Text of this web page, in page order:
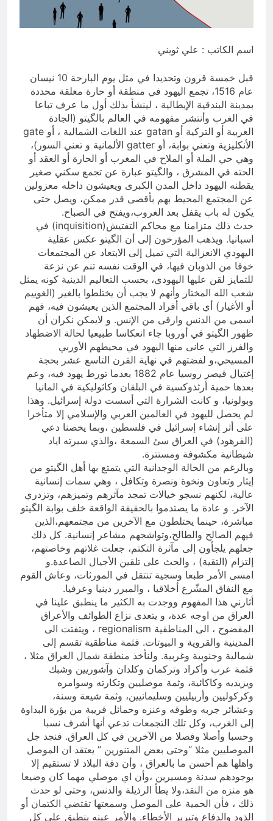
النووي الجديد لتحجيم دور إيران وفصائلها
13 ساعة Ago
اشهر لوحة عالمية للموت / راي
اسم الكاتب : علي ثويني
قبل خمسة قرون وتحديدا في مثل يوم البارحة 10 نيسان
عام 1516، تجمع اليهود في منطقة أو حارة مغلقة محددة
بمدينة البندقية الإيطالية ، لينشأ بذلك أول ما عرف تباعا
في الغرب وأنتشر مفهومه في العالم بالگيتو (الجادة
العربية أو التركية أو gatan عند اللغات الشمالية ، أو gate
الأنكليزية وتعني بوابة، أو gatter الألمانية و تعني السور)،
وهي حي الملة أو الملاح في المغرب أو الحارة أو العقد أو
الحته في المشرق ، والگيتو عبارة عن تجمع سكني صغير
يقطنه اليهود داخل المدن الكبرى ويعيشون داخله معزولين
عن المجتمع المحيط بهم بأقصى قدر ممكن، ويصل حتى
يكون له باب يقفل بعد الغروب،ويفتح في الصباح.
حدث ذلك متزامنا مع محاكم التفتيش(inquisition) في
اسبانيا. ويذهب المؤرخون إلى أن الگيتو عكس عقلية
اليهودي الانعزالية التي تميل إلى الابتعاد عن المجتمعات
خوفا من الذوبان فيها، في الوقت نفسه تنم عن نزعة
للتمايز لقن عليها اليهودي، بحسب التعاليم الدينية كونه يمثل
شعب الله المختار وأنهم لا يجب أن يختلطوا بالغير (الغوييم
أو الأغيار) أي باقي أفراد المجتمع الذين يعيشون فيه، فهم
اسمى من الدنس وارقى من الإنس. و لايمكن نكران أن
ظهور الگيتو في أوروبا جاء انعكاسا طبيعيا لحالة الاضطهاد
والفرز التي عانى منها اليهود في محيطهم الأوربي
المسيحي،و لفضتهم في نهاية القرن التاسع عشر بحجة
إغتيال قيصر روسيا عام 1882 بعدما تورط يهود فيه، وعم
بعدها حمية أرثذوكسية في البلقان وكاثوليكية في المانيا
وبولونيا، و كانت الشرارة التي أسست دولة إسرائيل. وهذا
لم يحصل لليهود في العالمين العربي والإسلامي إلا متأخرا
على أثر إنشاء إسرائيل في فلسطين ،وبما يخصنا دعي
(الفرهود) في العراق سئ السمعة ،والذي سيرته اياد
شيطانية مكشوفة ومستترة.
وبالرغم من الحالة الوجدانية التي يتمتع بها أهل الگيتو من
إيثار وتعاون ونخوة ونصرة وتكافل ، وهي سمات إنسانية
عالية، لكنهم نسجو خيالات تمجد مآثرهم وتميزهم، وتزدري
الآخر. و عادة ما يصتدموا بالحقيقة الواقعة خلف بوابة الگيتو
مباشرة، حينما يختلطون مع الآخرين من مجتمعهم،الذين
فيهم الصالح والطالح،وتواشجهم مشاعر إنسانية. كل ذلك
جعلهم يلجأون إلى مآثرة التكتم، جعلت غلاتهم وخاصتهم،
إلتزام (التقية) ، والحث على تلقين الأجيال الصاعدة.و
امسى الأمر طبعا وسجية تنتقل في المورثات، وعاش القوم
مع النفاق المشّرع أخلاقيا ، والمبرر دينيا وعرفيا.
أثارني هذا المفهوم ووجدت به الكثير ما ينطبق علينا في
العراق من اوجه عدة، و يتعدى نزاع الطوائف والأعراق
المفضوح ، الى المناطقية regionalism ، ويتفتت الى
المدينية والقروية و البيوتات. فثمة مناطقية تقسم إلى
شمالية وجنوبية وغربية. ولنأخذ منطقة شمال العراق مثلا ،
فثمة عرب وأكراد وتركمان وكلدان وآشوريين وشبك
ويزيديه وكاكائية، وثمة موصليين وتكارته وسوامره
وكركوليين وأربيليين وسليمانيين، وثمة شيعة وسنة،
وعشائر جربه وطوقه وعنزه وحمائل قريبة من بؤرة البداوة
إلى الغرب، وكل تلك التجمعات تدعي أنها أشرف نسبا
وحسبا وأصلا وفصلا من الآخرين في كل العراق. فنجد جل
الموصليين مثلا “وحتى بعض المتنورين ” يعتقد ان الموصل
واهلها هم أحسن ما بالعراق ، وأن دفة البلاد لا تستقيم إلا
بوجودهم سدنة ومسيرين ،وأن اي موصلي مهما كان وضيعا
هو منزه من النقد،ولا يطأ الرذيلة والدنس، وحتى لو حدث
ذلك ، فأن الحمية على الموصل وسمعتها تقتضي الكتمان أو
الذود والدفاع وتبرير الأخطاء. والأمر عينه ينطبق على كل